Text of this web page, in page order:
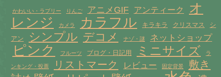
かわいい・ラブリー りんご アニメGIF アンティーク
オ
レンジ
カメラ カラフル キラキラ クリスマス
シ
アン
シンプル デコメ ナゾ・謎 ネットショップ
ピンク フルーツ ブログ・日記用 ミニサイズ ラ
ンキング・投票 リストマーク レビュー 固定背景
敷き